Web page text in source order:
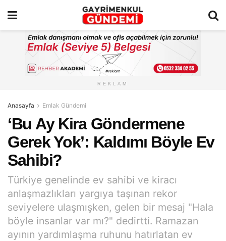
REKLAM
Anasayfa Emlak Gündemi
‘Bu Ay Kira Göndermene
Gerek Yok’: Kaldımı Böyle Ev
Sahibi?
Türkiye genelinde ev sahibi ve kiracı
anlaşmazlıkları yargıya taşınan rekor
seviyelere ulaşmışken, gelen bir mesaj "Hala
böyle insanlar var mı?" dedirtti. Ramazan
ayının yardımlaşma ruhunu hatırlatan ev